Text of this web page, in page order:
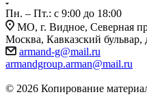
Пн. – Пт.: с 9:00 до 18:00
МО, г. Видное, Северная
Москва, Кавказский бульвар,
armand-g@mail.ru
armandgroup.arman@mail.ru
© 2026 Копирование